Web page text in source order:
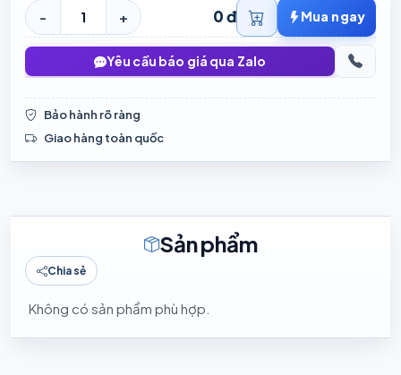
- + 0 đ Mua ngay
Yêu cầu báo giá qua Zalo
Bảo hành rõ ràng
Giao hàng toàn quốc
Sản phẩm
Chia sẻ
Không có sản phẩm phù hợp.